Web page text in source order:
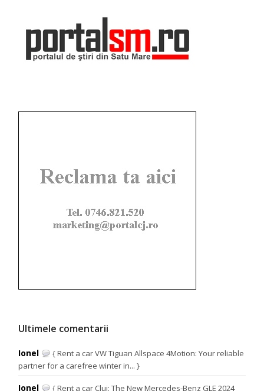
Ultimele comentarii
Ionel
{ Rent a car VW Tiguan Allspace 4Motion: Your reliable
partner for a carefree winter in... }
Ionel
{ Rent a car Cluj: The New Mercedes-Benz GLE 2024